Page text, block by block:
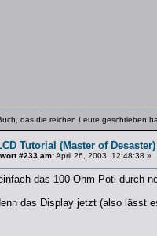
das die reichen Leute geschrieben
Tutorial (Master of Desaster)
#233 am:April 26, 2003, 12:48:38 »
das 100-Ohm-Poti durch
das Display jetzt (also lässt